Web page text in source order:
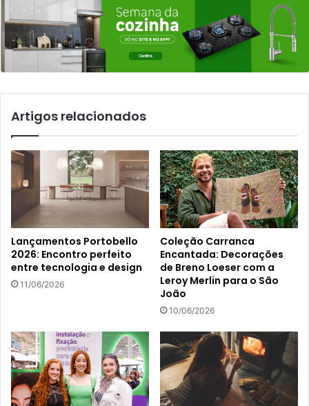
Artigos relacionados
Lançamentos Portobello
2026: Encontro perfeito
entre tecnologia e design
11/06/2026
Coleção Carranca
Encantada: Decorações
de Breno Loeser com a
Leroy Merlin para o São
João
10/06/2026